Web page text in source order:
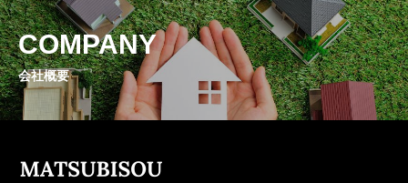
COMPANY
会社概要